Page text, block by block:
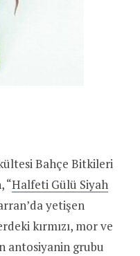
Bahçe Bitkileri
“Halfeti Gülü Siyah
yetişen
kırmızı, mor ve
antosiyanin grubu